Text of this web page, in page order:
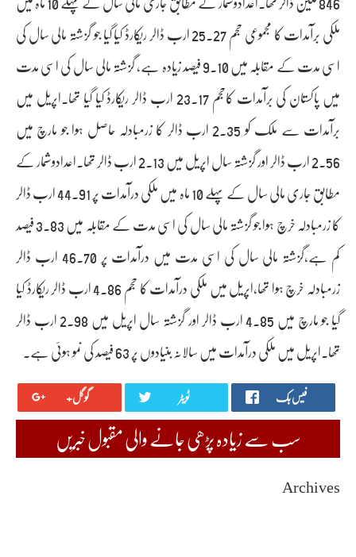
ملکی برآمدات کا مجموعی حجم 25.27 ارب ڈالر ریکارڈ کیا گیا جو گزشتہ مالی سال کی
اسی مدت کے مقابلہ میں 9.10 فیصد زیادہ ہے، گزشتہ مالی سال کی اسی مدت
میں پاکستان کی برآمدات کاحجم 23.17 ارب ڈالر ریکارڈ کیا گیا تھا۔اپریل میں
برآمدات سے ملک کو 2.35 ارب ڈالر کا زرمبادلہ حاصل ہوا جو مارچ میں
2.56 ارب ڈالر اور گزشتہ سال اپریل میں 2.13 ارب ڈالر تھا۔اعدادوشمار کے
مطابق جاری مالی سال کے پہلے 10 ماہ میں ملکی درآمدات پر 44.91 ارب ڈالر
کا زرمبادلہ خرچ ہوا جو گزشتہ مالی سال کی اسی مدت کے مقابلہ میں 3.83 فیصد
کم ہے،گزشتہ مالی سال کی اسی مدت میں درآمدات پر 46.70 ارب ڈالر
زرمبادلہ خرچ ہوا تھا،اپریل میں ملکی درآمدات کا حجم 4.86 ارب ڈالر ریکارڈ کیا
گیا جو مارچ میں 4.85 ارب ڈالر اور گزشتہ سال اپریل میں 2.98 ارب ڈالر
تھا۔اپریل میں ملکی درآمدات میں سالانہ بنیادوں پر 63 فیصد کی نمو ہوئی ہے۔
گوگل+ ٹویٹر فیس بک
سب سے زیادہ پڑھی جانے والی مقبول خبریں
Archives